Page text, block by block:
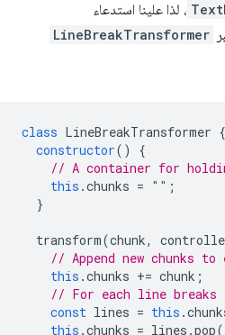
، لذا علينا استدعاء
LineBreakTransformer
class LineBreakTransformer {
constructor()
{
// A container for
this .chunks = "" ;
}
transform(chunk,
// Append new chunks
this .chunks += chunk ;
// For each line breaks
const lines = this .
this .chunks = lines .pop